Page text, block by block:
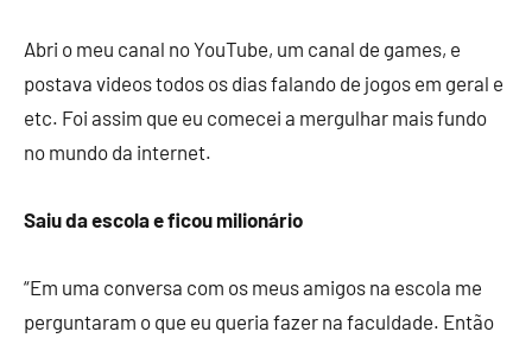
Abri o meu canal no YouTube, um canal de games, e
postava videos todos os dias falando de jogos em geral e
etc. Foi assim que eu comecei a mergulhar mais fundo
no mundo da internet.
Saiu da escola e ficou milionário
“Em uma conversa com os meus amigos na escola me
perguntaram o que eu queria fazer na faculdade. Então